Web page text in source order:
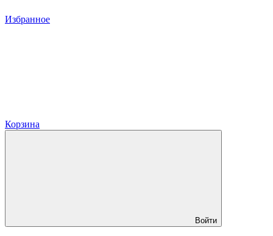
Избранное
Корзина
Войти